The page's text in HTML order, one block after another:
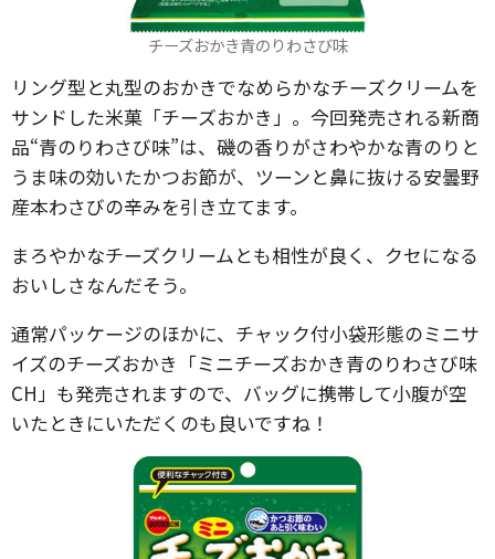
チーズおかき青のりわさび味
リング型と丸型のおかきでなめらかなチーズクリームを
サンドした米菓「チーズおかき」。今回発売される新商
品“青のりわさび味”は、磯の香りがさわやかな青のりと
うま味の効いたかつお節が、ツーンと鼻に抜ける安曇野
産本わさびの辛みを引き立てます。
まろやかなチーズクリームとも相性が良く、クセになる
おいしさなんだそう。
通常パッケージのほかに、チャック付小袋形態のミニサ
イズのチーズおかき「ミニチーズおかき青のりわさび味
CH」も発売されますので、バッグに携帯して小腹が空
いたときにいただくのも良いですね！